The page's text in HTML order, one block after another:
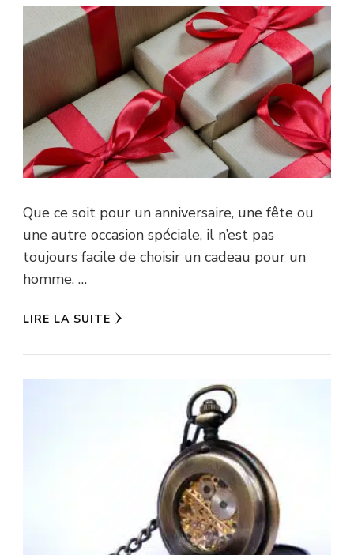
Que ce soit pour un anniversaire, une fête ou
une autre occasion spéciale, il n’est pas
toujours facile de choisir un cadeau pour un
homme. …
LIRE LA SUITE